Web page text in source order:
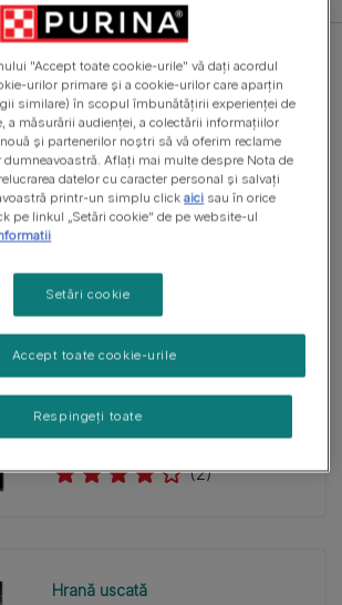
Hrană uscată
PURINA® PRO PLAN® EVERYDAY
NUTRITION Adult, bogat în Pui,
talie mică și foarte mică, hrană
uscată pentru câini
Hrană uscată
mică și foarte mică, hrană uscată
pentru puii de câine
(2)
Hrană uscată
"Accept toate cookie-urile" vă dați acordul
urilor primare și a cookie-urilor care aparțin
similare) în scopul îmbunătățirii experienței de
a măsurării audienței, a colectării informațiilor
și partenerilor noștri să vă oferim reclame
dumneavoastră. Aflați mai multe despre Nota de
datelor cu caracter personal și salvați
printr-un simplu clickaici sau în orice
pe linkul „Setări cookie” de pe website-ul
Setări cookie
Respingeți toate
Accept toate cookie-urile